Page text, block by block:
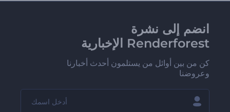
انضم إلى نشرة
Renderforest الإخبارية
كن من بين أوائل من يستلمون أحدث أخبارنا
وعروضنا